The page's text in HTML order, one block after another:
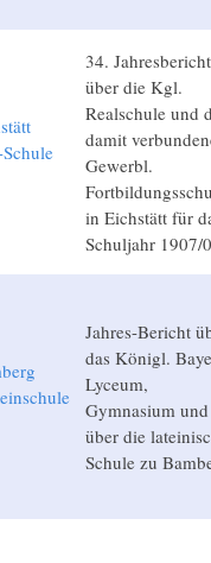
34. Jahresbericht
über die Kgl.
Realschule und
damit
Gewerbl.
in Eichstätt für
Schuljahr 1907/
Jahres-Bericht
das Königl.
Lyceum,
Gymnasium und
über die
Schule zu